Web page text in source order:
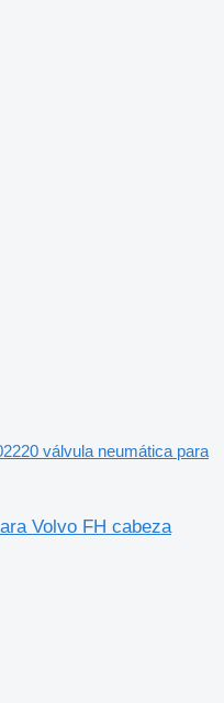
válvula neumática para
Volvo FH cabeza